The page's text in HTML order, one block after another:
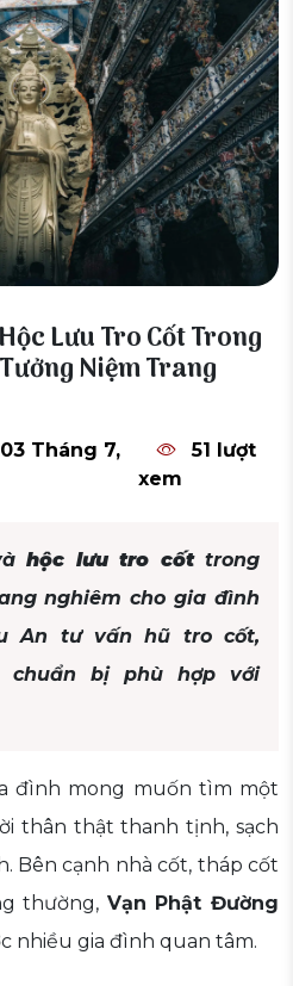
Lưu Tro Cốt Trong
Niệm Trang
03 Tháng 7,
51 lượt
xem
hộc lưu tro cốttrong
nghiêm cho gia đình
An tư vấn hũ tro cốt,
chuẩn bị phù hợp với
đình mong muốn tìm một
thân thật thanh tịnh, sạch
Bên cạnh nhà cốt, tháp cốt
thường, Vạn Phật Đường
nhiều gia đình quan tâm.